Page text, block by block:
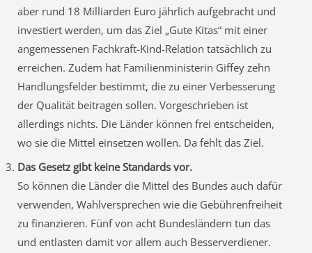
aber rund 18 Milliarden Euro jährlich aufgebracht und
investiert werden, um das Ziel „Gute Kitas“ mit einer
angemessenen Fachkraft-Kind-Relation tatsächlich zu
erreichen. Zudem hat Familienministerin Giffey zehn
Handlungsfelder bestimmt, die zu einer Verbesserung
der Qualität beitragen sollen. Vorgeschrieben ist
allerdings nichts. Die Länder können frei entscheiden,
wo sie die Mittel einsetzen wollen. Da fehlt das Ziel.
Das Gesetz gibt keine Standards vor.
So können die Länder die Mittel des Bundes auch dafür
verwenden, Wahlversprechen wie die Gebührenfreiheit
zu finanzieren. Fünf von acht Bundesländern tun das
und entlasten damit vor allem auch Besserverdiener.